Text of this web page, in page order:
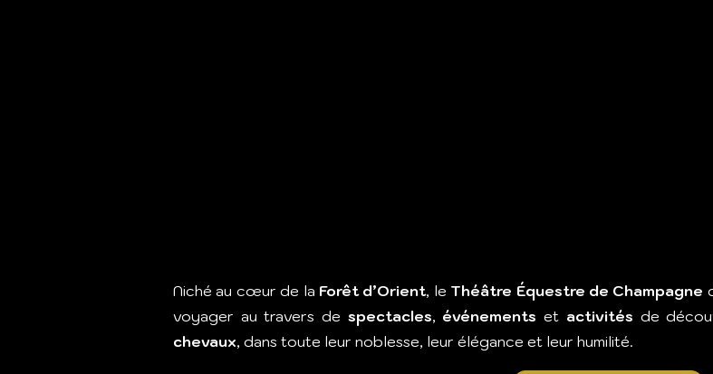
Niché au cœur de la Forêt d’Orient, le Théâtre Équestre de Champagne
voyager au travers de spectacles, événements et activités de
chevaux, dans toute leur noblesse, leur élégance et leur humilité.